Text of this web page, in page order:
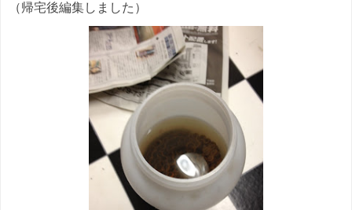
（帰宅後編集しました）